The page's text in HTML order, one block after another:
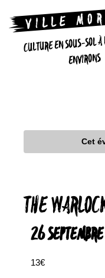
CULTURE EN SOUS-SOL
ENVIRONS
Cet
THE
26
13€